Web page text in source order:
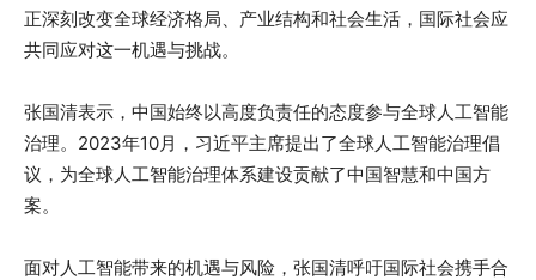
正深刻改变全球经济格局、产业结构和社会生活，国际社会应
共同应对这一机遇与挑战。
张国清表示，中国始终以高度负责任的态度参与全球人工智能
治理。2023年10月，习近平主席提出了全球人工智能治理倡
议，为全球人工智能治理体系建设贡献了中国智慧和中国方
案。
面对人工智能带来的机遇与风险，张国清呼吁国际社会携手合